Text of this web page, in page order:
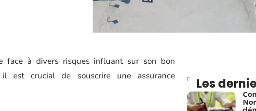
face à divers risques influant sur son bon
est crucial de souscrire une assurance
Les